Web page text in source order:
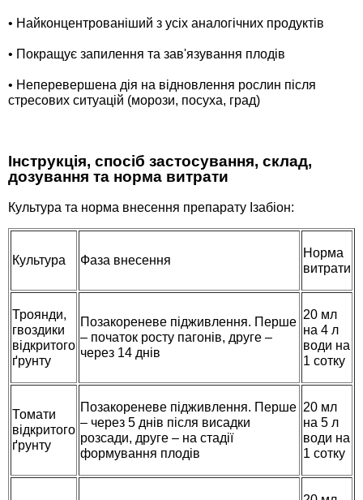
• Найконцентрованіший з усіх аналогічних продуктів
• Покращує запилення та зав'язування плодів
• Неперевершена дія на відновлення рослин після
стресових ситуацій (морози, посуха, град)
Інструкція, спосіб застосування, склад,
дозування та норма витрати
Культура та норма внесення препарату Ізабіон:
Культура Фаза внесення
Норма
витрати
Троянди,
гвоздики
відкритого
ґрунту
Позакореневе підживлення. Перше
– початок росту пагонів, друге –
через 14 днів
20 мл
на 4 л
води на
1 сотку
Томати
відкритого
ґрунту
Позакореневе підживлення. Перше
– через 5 днів після висадки
розсади, друге – на стадії
формування плодів
20 мл
на 5 л
води на
1 сотку
Семена фасоли
Семена щавеля
Хозяйственные товары
Средства защиты растений
Купить семена - хиты продаж
Архив